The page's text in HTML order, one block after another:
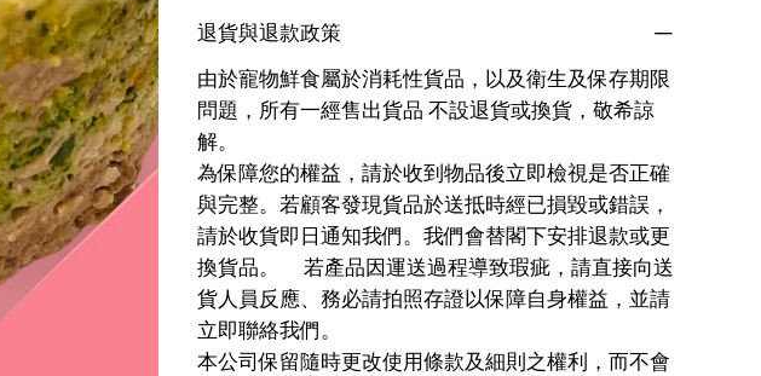
退貨與退款政策
由於寵物鮮食屬於消耗性貨品，以及衛生及保存期限
問題，所有一經售出貨品 不設退貨或換貨，敬希諒
解。
為保障您的權益，請於收到物品後立即檢視是否正確
與完整。若顧客發現貨品於送抵時經已損毀或錯誤，
請於收貨即日通知我們。我們會替閣下安排退款或更
換貨品。 若產品因運送過程導致瑕疵，請直接向送
貨人員反應、務必請拍照存證以保障自身權益，並請
立即聯絡我們。
本公司保留隨時更改使用條款及細則之權利，而不會